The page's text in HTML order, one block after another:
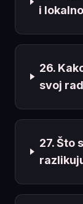
i
26.
svoj
27. Što